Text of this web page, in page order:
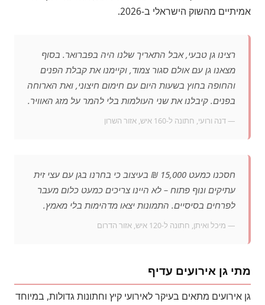
אמיתיים מהשוק הישראלי ב-2026.
רצינו גן טבעי, אבל התאריך שלנו היה בפברואר. בסוף
מצאנו גן עם אולם סגור צמוד, וקיימנו את קבלת הפנים
והחופה בחוץ בשעות היום עם חימום חיצוני, ואת הארוחה
בפנים. קיבלנו את שני העולמות בלי להמר על מזג האוויר.
— דנה ורועי, חתונה ל-160 איש, אזור השרון
חסכנו כמעט 15,000 ₪ בעיצוב כי בחרנו בגן עם עצי זית
עתיקים ונוף פתוח – לא היינו צריכים כמעט כלום מעבר
לפרחים בסיסיים. התמונות יצאו מדהימות בלי מאמץ.
— מיכל ואיתן, חתונה ל-120 איש, אזור הדרום
מתי גן אירועים עדיף
גן אירועים מתאים בעיקר לאירועי קיץ וחתונות גדולות, במיוחד